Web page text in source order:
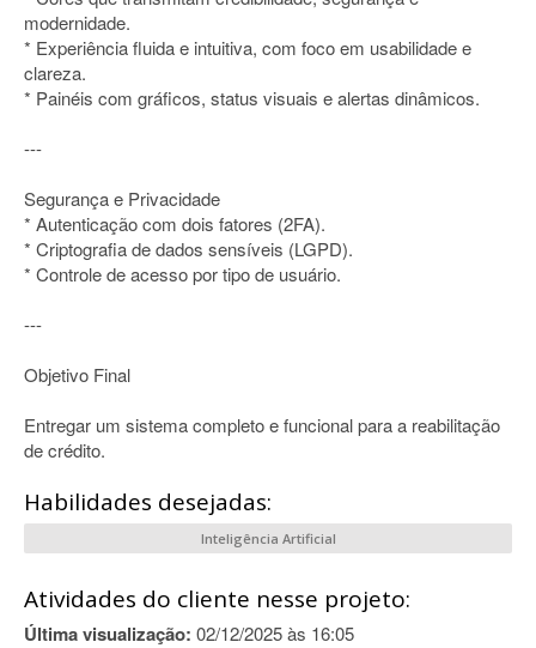
modernidade.
* Experiência fluida e intuitiva, com foco em usabilidade e
clareza.
* Painéis com gráficos, status visuais e alertas dinâmicos.
---
Segurança e Privacidade
* Autenticação com dois fatores (2FA).
* Criptografia de dados sensíveis (LGPD).
* Controle de acesso por tipo de usuário.
---
Objetivo Final
Entregar um sistema completo e funcional para a reabilitação
de crédito.
Habilidades desejadas:
Inteligência Artificial
Atividades do cliente nesse projeto:
Última visualização: 02/12/2025 às 16:05